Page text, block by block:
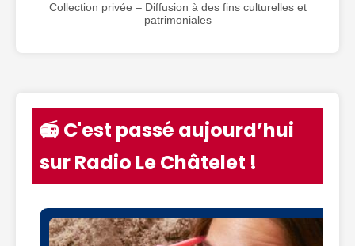
Collection privée – Diffusion à des fins culturelles et
patrimoniales
📻 C'est passé aujourd’hui
sur Radio Le Châtelet !